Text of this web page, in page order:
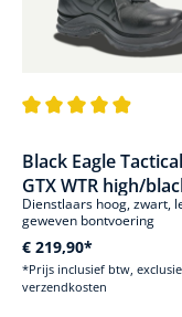
Black Eagle
GTX WTR high/
Dienstlaars hoog, zwart,
geweven bontvoering
€ 219,90*
*Prijs inclusief btw,
verzendkosten